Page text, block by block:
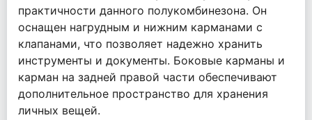
практичности данного полукомбинезона. Он
оснащен нагрудным и нижним карманами с
клапанами, что позволяет надежно хранить
инструменты и документы. Боковые карманы и
карман на задней правой части обеспечивают
дополнительное пространство для хранения
личных вещей.